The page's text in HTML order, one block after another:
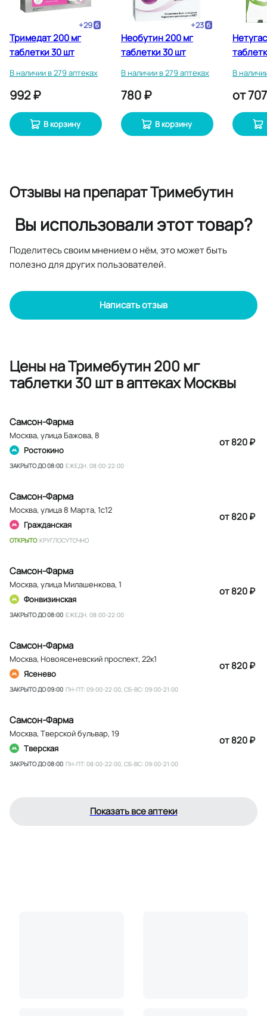
+29
Тримедат 200 мг
таблетки 30 шт
В наличии в 279 аптеках
992 ₽
В корзину
+23
Необутин 200 мг
таблетки 30 шт
В наличии в 279 аптеках
780 ₽
В корзину
В
от
Отзывына препарат Тримебутин
Вы использовали этот товар?
Поделитесь своим мнением о нём, это может быть
полезно для других пользователей.
Написать отзыв
Цены на Тримебутин 200 мг
таблетки 30 шт в аптеках Москвы
Самсон-Фарма
Москва, улица Бажова, 8
Ростокино
ЗАКРЫТО ДО 08:00 ЕЖЕДН. 08:00-22:00
от 820 ₽
Самсон-Фарма
Москва, улица 8 Марта, 1с12
Гражданская
ОТКРЫТО КРУГЛОСУТОЧНО
от 820 ₽
Самсон-Фарма
Москва, улица Милашенкова, 1
Фонвизинская
ЗАКРЫТО ДО 08:00 ЕЖЕДН. 08:00-22:00
от 820 ₽
Самсон-Фарма
Москва, Новоясеневский проспект, 22к1
Ясенево
ЗАКРЫТО ДО 09:00 ПН-ПТ: 09:00-22:00, СБ-ВС: 09:00-21:00
от 820 ₽
Самсон-Фарма
Москва, Тверской бульвар, 19
Тверская
ЗАКРЫТО ДО 08:00 ПН-ПТ: 08:00-22:00, СБ-ВС: 09:00-21:00
от 820 ₽
Показать все аптеки